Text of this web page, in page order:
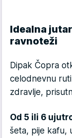
Idealna
ravnoteži
Dipak Čopra
celodnevnu
zdravlje,
Od 5 ili 6
šeta, pije kafu,